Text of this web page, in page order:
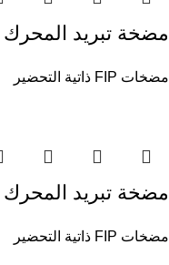
مضخة تبريد المحرك Y PN 05-01-021
مضخات FIP ذاتية التحضير
مضخة تبريد المحرك Y PN 05-01-023
مضخات FIP ذاتية التحضير